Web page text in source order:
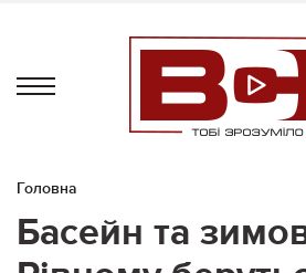
Головна
Басейн та